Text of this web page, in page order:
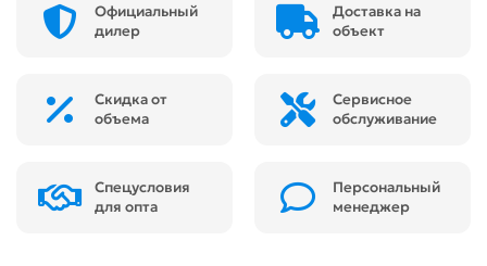
Официальный
дилер
Доставка на
объект
Скидка от
объема
Сервисное
обслуживание
Спецусловия
для опта
Персональный
менеджер